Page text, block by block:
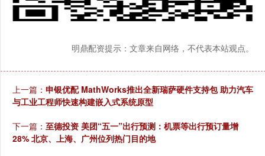
明鼎配资提示：文章来自网络，不代表本站观点。
上一篇： 申银优配 MathWorks推出全新瑞萨硬件支持包 助力汽车
与工业工程师快速构建嵌入式系统原型
下一篇： 至德投资 美团“五一”出行预测：机票等出行预订量增
28% 北京、上海、广州位列热门目的地